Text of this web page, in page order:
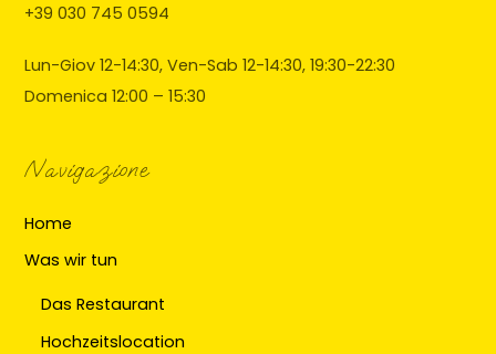
+39 030 745 0594
Lun-Giov 12-14:30, Ven-Sab 12-14:30, 19:30-22:30
Domenica 12:00 – 15:30
Navigazione
Home
Was wir tun
Das Restaurant
Hochzeitslocation